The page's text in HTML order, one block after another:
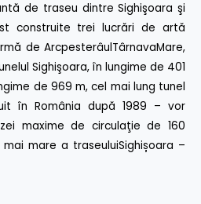
de traseu dintre Sighişoara şi
construite trei lucrări de artă
de ArcpesterâulTârnavaMare,
Sighişoara, în lungime de 401
de 969 m, cel mai lung tunel
în România după 1989 – vor
maxime de circulaţie de 160
mare a traseuluiSighișoara –